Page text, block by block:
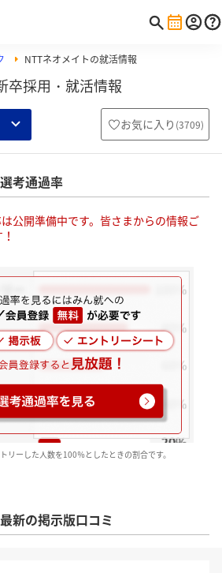
NTTネオメイトの就活情報
卒採用・就活情報
お気に入り (3709)
考通過率
公開準備中です。皆さまからの情報ご
リーした人数を100％としたときの割合です。
新の掲示版口コミ